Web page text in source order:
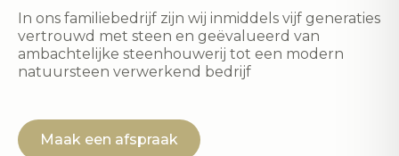
In ons familiebedrijf zijn wij inmiddels vijf generaties
vertrouwd met steen en geëvalueerd van
ambachtelijke steenhouwerij tot een modern
natuursteen verwerkend bedrijf
Maak een afspraak